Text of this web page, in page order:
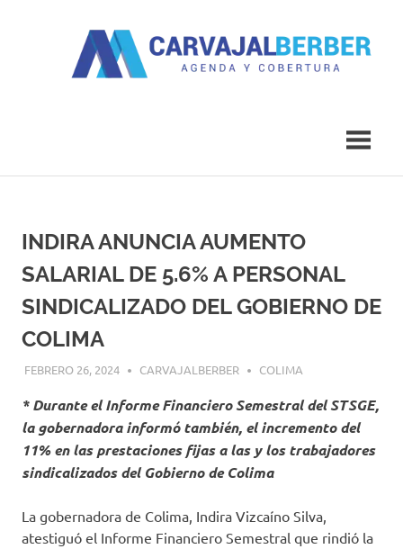
INDIRA ANUNCIA AUMENTO
SALARIAL DE 5.6% A PERSONAL
SINDICALIZADO DEL GOBIERNO DE
COLIMA
FEBRERO 26, 2024 CARVAJALBERBER COLIMA
* Durante el Informe Financiero Semestral del STSGE,
la gobernadora informó también, el incremento del
11% en las prestaciones fijas a las y los trabajadores
sindicalizados del Gobierno de Colima
La gobernadora de Colima, Indira Vizcaíno Silva,
atestiguó el Informe Financiero Semestral que rindió la